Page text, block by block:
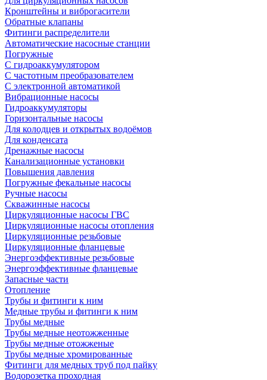
Кронштейны и виброгасители
Обратные клапаны
Фитинги распределители
Автоматические насосные станции
Погружные
С гидроаккумулятором
С частотным преобразователем
С электронной автоматикой
Вибрационные насосы
Гидроаккумуляторы
Горизонтальные насосы
Для колодцев и открытых водоёмов
Для конденсата
Дренажные насосы
Канализационные установки
Повышения давления
Погружные фекальные насосы
Ручные насосы
Скважинные насосы
Циркуляционные насосы ГВС
Циркуляционные насосы отопления
Циркуляционные резьбовые
Циркуляционные фланцевые
Энергоэффективные резьбовые
Энергоэффективные фланцевые
Запасные части
Отопление
Трубы и фитинги к ним
Медные трубы и фитинги к ним
Трубы медные
Трубы медные неотожженные
Трубы медные отожженые
Трубы медные хромированные
Фитинги для медных труб под пайку
Водорозетка проходная